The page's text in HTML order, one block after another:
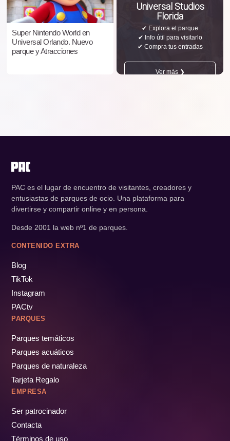
Super Nintendo World en
Universal Orlando. Nuevo
parque y Atracciones
Universal Studios
Florida
✔ Explora el parque
✔ Info útil para visitarlo
✔ Compra tus entradas
Ver más ❯
PAC es el lugar de encuentro de visitantes, creadores y
entusiastas de parques de ocio. Una plataforma para
divertirse y compartir online y en persona.
Desde 2001 la web nº1 de parques.
CONTENIDO EXTRA
Blog
TikTok
Instagram
PACtv
PARQUES
Parques temáticos
Parques acuáticos
Parques de naturaleza
Tarjeta Regalo
EMPRESA
Ser patrocinador
Contacta
Términos de uso